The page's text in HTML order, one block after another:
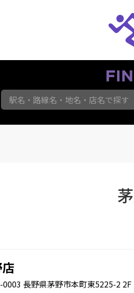
駅名・路線名・地名・店名で探す
0003 長野県茅野市本町東5225-2 2F